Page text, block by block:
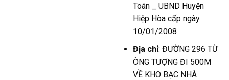
Toán _ UBND Huyện
Hiệp Hòa cấp ngày
10/01/2008
Địa chỉ: ĐƯỜNG 296 TỪ
ÔNG TƯỢNG ĐI 500M
VỀ KHO BẠC NHÀ